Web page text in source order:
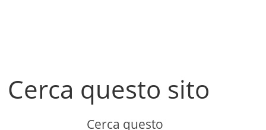
Cerca questo sito
Cerca questo